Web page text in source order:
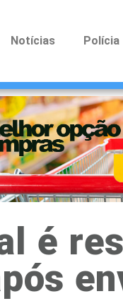
Notícias Polícia
é